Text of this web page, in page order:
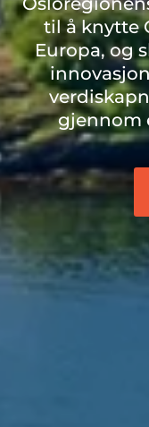
til å knytte
Europa, og
gjennom